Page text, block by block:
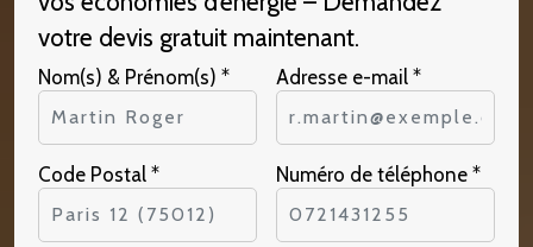
votre devis gratuit maintenant.
Nom(s) & Prénom(s) * Adresse e-mail *
Code Postal * Numéro de téléphone *